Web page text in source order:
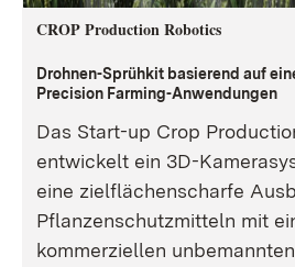
CROP Production Robotics
Drohnen-Sprühkit basierend auf
Precision Farming-Anwendungen
Das Start-up Crop
entwickelt ein 3D-
eine zielflächenscharfe
Pflanzenschutzmitteln mit
kommerziellen